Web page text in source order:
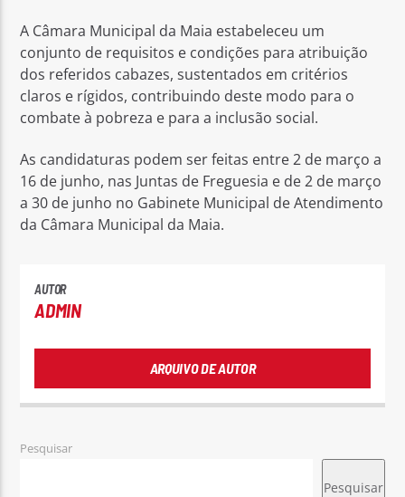
A Câmara Municipal da Maia estabeleceu um
conjunto de requisitos e condições para atribuição
dos referidos cabazes, sustentados em critérios
claros e rígidos, contribuindo deste modo para o
combate à pobreza e para a inclusão social.
As candidaturas podem ser feitas entre 2 de março a
16 de junho, nas Juntas de Freguesia e de 2 de março
a 30 de junho no Gabinete Municipal de Atendimento
da Câmara Municipal da Maia.
AUTOR
ADMIN
ARQUIVO DE AUTOR
Pesquisar
Pesquisar